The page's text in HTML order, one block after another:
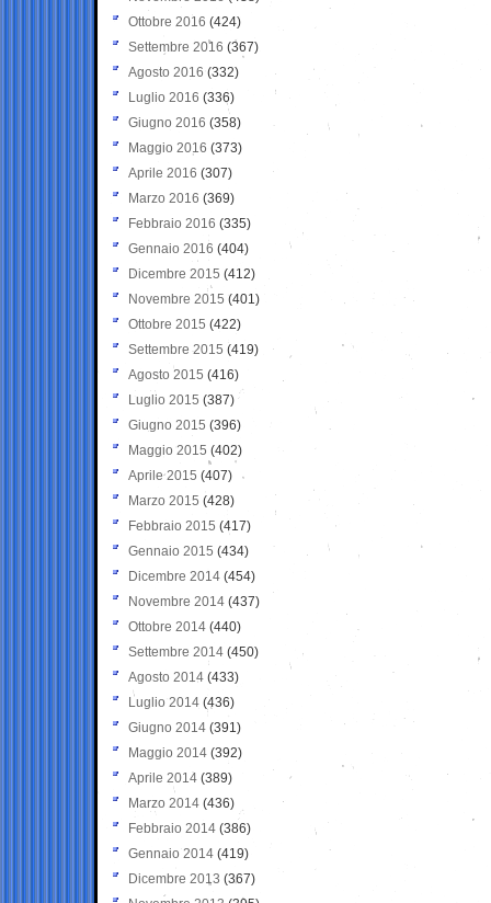
Ottobre 2016 (424)
Settembre 2016 (367)
Agosto 2016 (332)
Luglio 2016 (336)
Giugno 2016 (358)
Maggio 2016 (373)
Aprile 2016 (307)
Marzo 2016 (369)
Febbraio 2016 (335)
Gennaio 2016 (404)
Dicembre 2015 (412)
Novembre 2015 (401)
Ottobre 2015 (422)
Settembre 2015 (419)
Agosto 2015 (416)
Luglio 2015 (387)
Giugno 2015 (396)
Maggio 2015 (402)
Aprile 2015 (407)
Marzo 2015 (428)
Febbraio 2015 (417)
Gennaio 2015 (434)
Dicembre 2014 (454)
Novembre 2014 (437)
Ottobre 2014 (440)
Settembre 2014 (450)
Agosto 2014 (433)
Luglio 2014 (436)
Giugno 2014 (391)
Maggio 2014 (392)
Aprile 2014 (389)
Marzo 2014 (436)
Febbraio 2014 (386)
Gennaio 2014 (419)
Dicembre 2013 (367)